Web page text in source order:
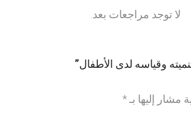
لا توجد مراجعات بعد.
وقياسه لدى الأطفال”
مشار إليها بـ*